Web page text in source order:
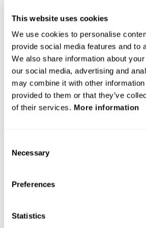
This website uses cookies
We use cookies to personalise
provide social media features and to
We also share information about
our social media, advertising and
may combine it with other information
provided to them or that they’ve
of their services. More information
Selection
Necessary
Preferences
Statistics
verkliga olycksdata. Genom att
utvecklingen går mot säkrare
förlängningen färre dödade och
fotgängare”, säger Mats
VERDAS på AstaZero och Senior
Terranet.
Avslutningseventet på RISE Proving
AstaZero, Euro NCAP och
fick ta del av projektmetodiken,
resultat från det gångna året.
en framåtblick mot nästa steg – det
För mer information, kontakta: